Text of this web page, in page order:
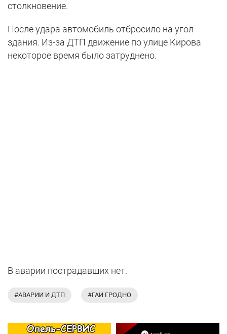
столкновение.
После удара автомобиль отбросило на угол
здания. Из-за ДТП движение по улице Кирова
некоторое время было затруднено.
В аварии пострадавших нет.
#АВАРИИ И ДТП #ГАИ ГРОДНО